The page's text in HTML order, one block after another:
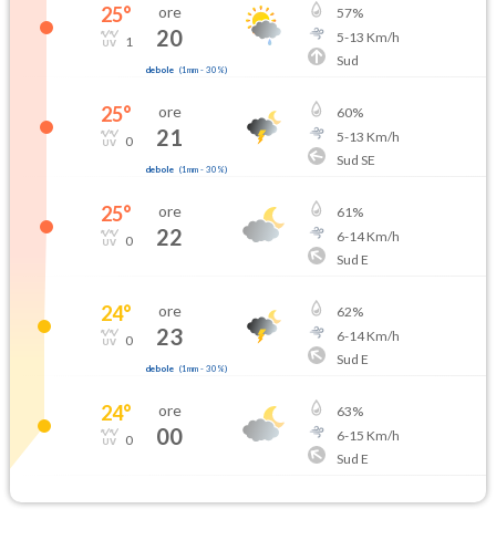
25°
1
ore
20
debole (1mm- 30 %)
57%
5-13 Km/h
Sud
25°
0
ore
21
debole (1mm- 30 %)
60%
5-13 Km/h
Sud SE
25°
0
ore
22
61%
6-14Km/h
Sud E
24°
0
ore
23
debole (1mm- 30 %)
62%
6-14Km/h
Sud E
24°
0
ore
00
63%
6-15 Km/h
Sud E